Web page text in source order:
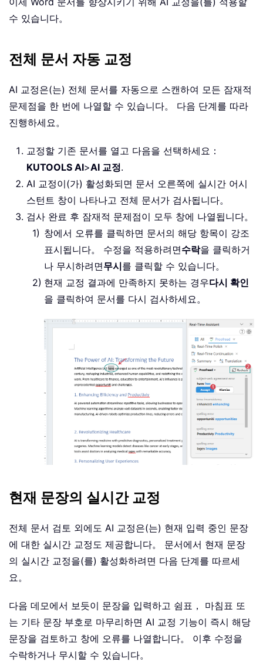
수 있습니다。
전체 문서 자동 교정
AI 교정은(는) 전체 문서를 자동으로 스캔하여 모든 잠재적
문제점을 한 번에 나열할 수 있습니다。 다음 단계를 따라
진행하세요。
교정할 기존 문서를 열고 다음을 선택하세요：
KUTOOLS AI>AI 교정.
AI 교정이(가) 활성화되면 문서 오른쪽에 실시간 어시
스턴트 창이 나타나고 전체 문서가 검사됩니다。
검사 완료 후 잠재적 문제점이 모두 창에 나열됩니다。
창에서 오류를 클릭하면 문서의 해당 항목이 강조
표시됩니다。 수정을 적용하려면수락을 클릭하거
나 무시하려면무시를 클릭할 수 있습니다。
현재 교정 결과에 만족하지 못하는 경우다시 확인
을 클릭하여 문서를 다시 검사하세요。
현재 문장의 실시간 교정
전체 문서 검토 외에도 AI 교정은(는) 현재 입력 중인 문장
에 대한 실시간 교정도 제공합니다。 문서에서 현재 문장
의 실시간 교정을(를) 활성화하려면 다음 단계를 따르세
요。
다음 데모에서 보듯이 문장을 입력하고 쉼표， 마침표 또
는 기타 문장 부호로 마무리하면 AI 교정 기능이 즉시 해당
문장을 검토하고 창에 오류를 나열합니다。 이후 수정을
수락하거나 무시할 수 있습니다。